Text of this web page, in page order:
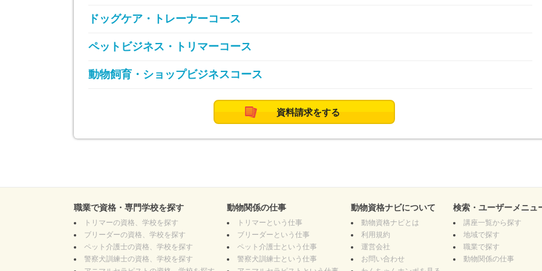
ドッグケア・トレーナーコース
ペットビジネス・トリマーコース
動物飼育・ショップビジネスコース
資料請求をする
職業で資格・専門学校を探す
トリマーの資格、学校を探す
ブリーダーの資格、学校を探す
ペット介護士の資格、学校を探す
警察犬訓練士の資格、学校を探す
動物関係の仕事
トリマーという仕事
ブリーダーという仕事
ペット介護士という仕事
警察犬訓練士という仕事
動物資格ナビについて
動物資格ナビとは
利用規約
運営会社
お問い合わせ
検索・ユーザーメニュ
講座一覧から探す
地域で探す
職業で探す
動物関係の仕事